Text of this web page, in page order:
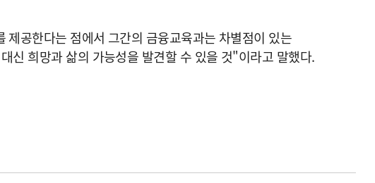
공한다는 점에서 그간의 금융교육과는 차별점이 있는
신 희망과 삶의 가능성을 발견할 수 있을 것"이라고 말했다.